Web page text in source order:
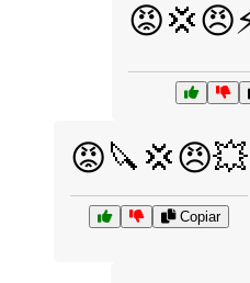
😡🔪💢😠💥
Copiar